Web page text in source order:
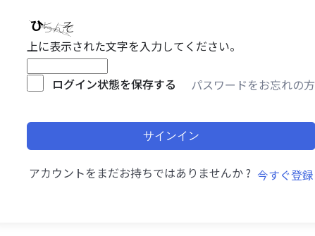
上に表示された文字を入力してください。
ログイン状態を保存する パスワードをお忘れの方
サインイン
アカウントをまだお持ちではありませんか ? 今すぐ登録